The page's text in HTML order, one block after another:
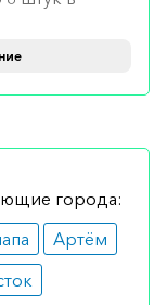
животе. Через
терапии –
– перерыв.
города:
Артём